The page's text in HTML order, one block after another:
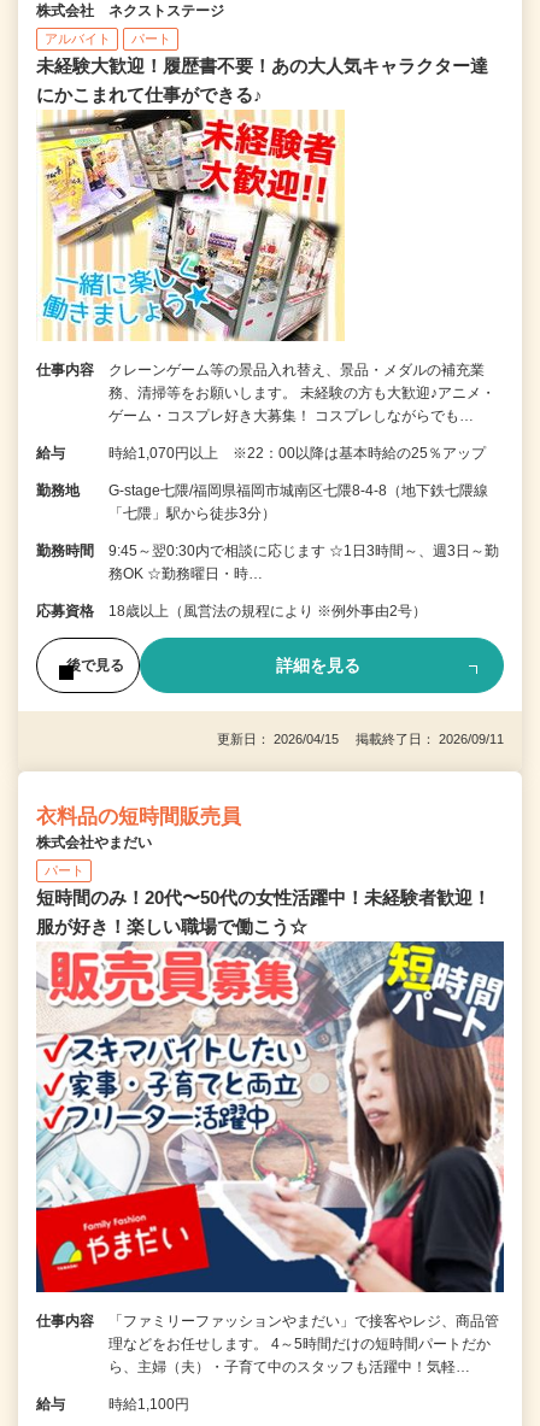
株式会社 ネクストステージ
アルバイト パート
未経験大歓迎！履歴書不要！あの大人気キャラクター達
にかこまれて仕事ができる♪
仕事内容
クレーンゲーム等の景品入れ替え、景品・メダルの補充業
務、清掃等をお願いします。 未経験の方も大歓迎♪アニメ・
ゲーム・コスプレ好き大募集！ コスプレしながらでも…
給与 時給1,070円以上 ※22：00以降は基本時給の25％アップ
勤務地
G-stage七隈/福岡県福岡市城南区七隈8-4-8（地下鉄七隈線
「七隈」駅から徒歩3分）
勤務時間
9:45～翌0:30内で相談に応じます ☆1日3時間～、週3日～勤
務OK ☆勤務曜日・時…
応募資格 18歳以上（風営法の規程により ※例外事由2号）
後で見る 詳細を見る
更新日： 2026/04/15 掲載終了日： 2026/09/11
衣料品の短時間販売員
株式会社やまだい
パート
短時間のみ！20代〜50代の女性活躍中！未経験者歓迎！
服が好き！楽しい職場で働こう☆
仕事内容
「ファミリーファッションやまだい」で接客やレジ、商品管
理などをお任せします。 4～5時間だけの短時間パートだか
ら、主婦（夫）・子育て中のスタッフも活躍中！気軽…
給与 時給1,100円